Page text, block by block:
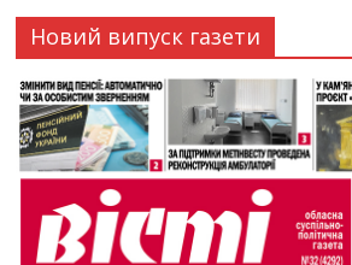
Новий випуск газети